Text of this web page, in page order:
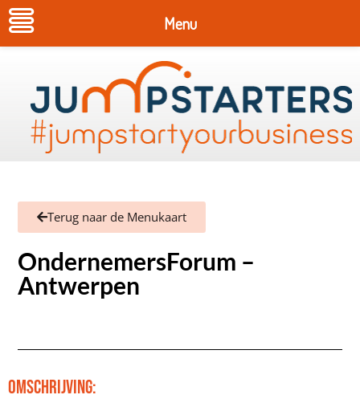
Terug naar de Menukaart
OndernemersForum –
Antwerpen
Omschrijving:
Menu